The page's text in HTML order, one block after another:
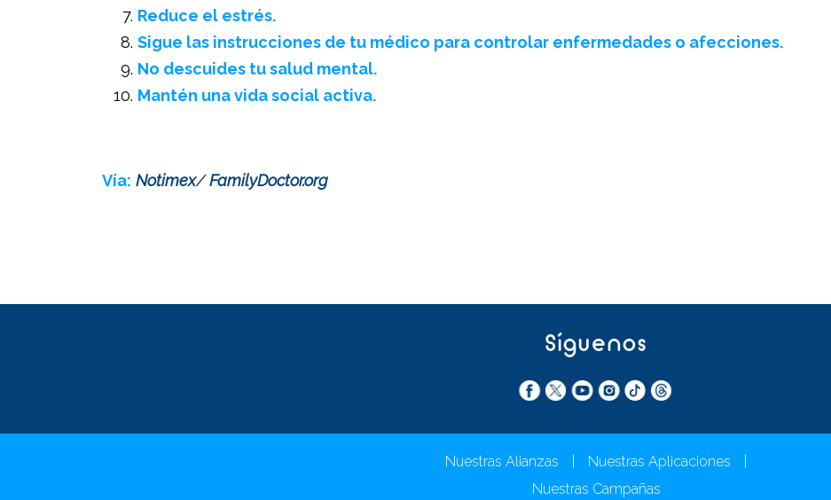
Reduce el estrés.
Sigue las instrucciones de tu médico para controlar enfermedades o afecciones.
No descuides tu salud mental.
Mantén una vida social activa.
Vía: Notimex/FamilyDoctor.org
Síguenos
Nuestras Alianzas Nuestras Aplicaciones
Nuestras Campañas